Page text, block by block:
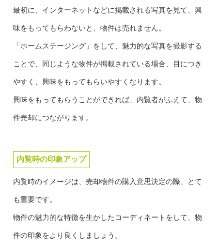
最初に、インターネットなどに掲載される写真を見て、興
味をもってもらわないと、物件は売れません。
「ホームステージング」をして、魅力的な写真を撮影する
ことで、同じような物件が掲載されている場合、目につき
やすく、興味をもってもらいやすくなります。
興味をもってもらうことができれば、内覧者がふえて、物
件売却につながります。
内覧時の印象アップ
内覧時のイメージは、売却物件の購入意思決定の際、とて
も重要です。
物件の魅力的な特徴を生かしたコーディネートをして、物
件の印象をより良くしましょう。